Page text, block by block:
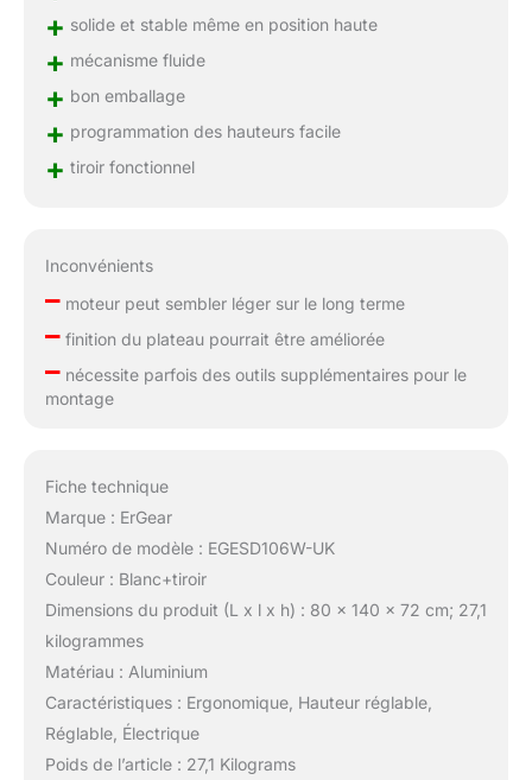
+ solide et stable même en position haute
+ mécanisme fluide
+ bon emballage
+ programmation des hauteurs facile
+ tiroir fonctionnel
Inconvénients
–moteur peut sembler léger sur le long terme
–finition du plateau pourrait être améliorée
–nécessite parfois des outils supplémentaires pour le
montage
Fiche technique
Marque : ErGear
Numéro de modèle : EGESD106W-UK
Couleur : Blanc+tiroir
Dimensions du produit (L x l x h) : 80 x 140 x 72 cm; 27,1
kilogrammes
Matériau : Aluminium
Caractéristiques : Ergonomique, Hauteur réglable,
Réglable, Électrique
Poids de l’article : 27,1 Kilograms